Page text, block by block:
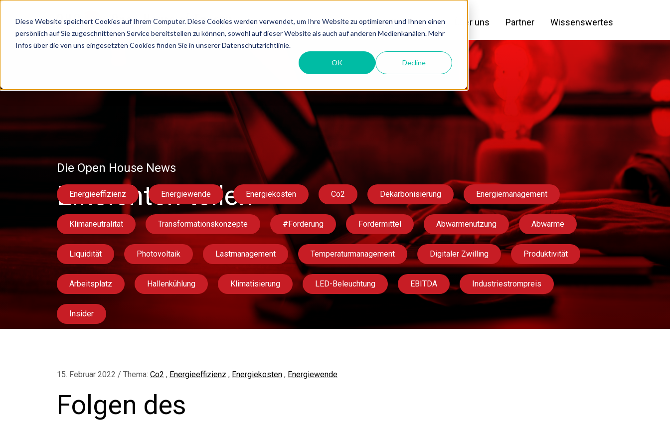
Diese Website speichert Cookies auf Ihrem Computer. Diese Cookies werden verwendet, um Ihre Website zu optimieren und Ihnen einen
persönlich auf Sie zugeschnittenen Service bereitstellen zu können, sowohl auf dieser Website als auch auf anderen Medienkanälen. Mehr
Infos über die von uns eingesetzten Cookies finden Sie in unserer Datenschutzrichtlinie.
OK Decline
Lösungen Referenzen Über uns Partner Wissenswertes
Die Open House News
Einsichten teilen
Energieeffizienz Energiewende Energiekosten Co2 Dekarbonisierung Energiemanagement
Klimaneutralität Transformationskonzepte #Förderung Fördermittel Abwärmenutzung Abwärme
Liquidität Photovoltaik Lastmanagement Temperaturmanagement Digitaler Zwilling Produktivität
Arbeitsplatz Hallenkühlung Klimatisierung LED-Beleuchtung EBITDA Industriestrompreis
Insider
15. Februar 2022 / Thema: Co2 , Energieeffizienz , Energiekosten , Energiewende
Folgen des